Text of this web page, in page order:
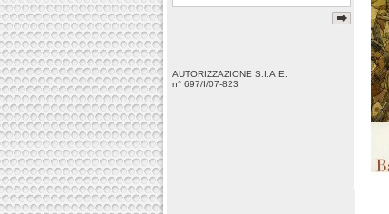
AUTORIZZAZIONE S.I.A.E.
n° 697/I/07-823